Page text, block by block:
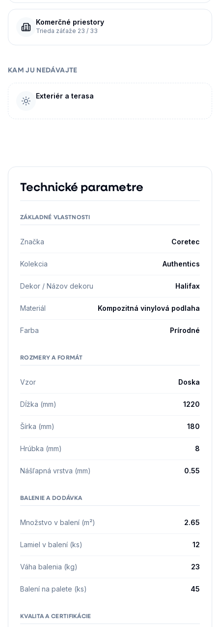
Komerčné priestory
Trieda záťaže 23 / 33
KAM JU NEDÁVAJTE
Exteriér a terasa
Technické parametre
ZÁKLADNÉ VLASTNOSTI
Značka Coretec
Kolekcia Authentics
Dekor / Názov dekoru Halifax
Materiál Kompozitná vinylová podlaha
Farba Prírodné
ROZMERY A FORMÁT
Vzor Doska
Dĺžka (mm) 1220
Šírka (mm) 180
Hrúbka (mm) 8
Nášľapná vrstva (mm) 0.55
BALENIE A DODÁVKA
Množstvo v balení (m²) 2.65
Lamiel v balení (ks) 12
Váha balenia (kg) 23
Balení na palete (ks) 45
KVALITA A CERTIFIKÁCIE